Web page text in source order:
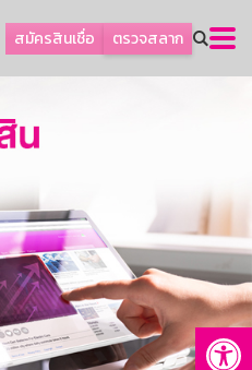
สมัครสินเชื่อ ตรวจสลาก